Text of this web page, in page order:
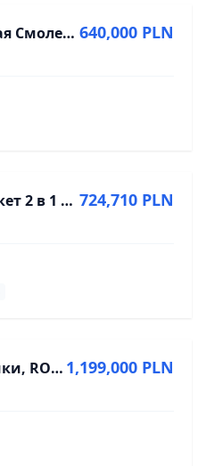
Квартира 3-комнатная Смолец, ул. Дактиловая - 62 м² 640,000 PLN
Инвестиционный пакет 2 в 1 | Две студии в центре 724,710 PLN
Дом Вроцлав, Злотники, ROI 11 %, ок. 200 м2 1,199,000 PLN